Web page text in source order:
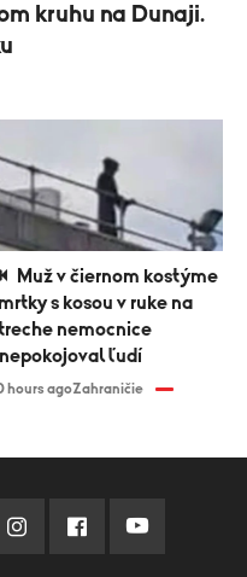
s kosou v ruke na
nemocnice
ľudí
hours agoZahraničie
kruhu na Dunaji.